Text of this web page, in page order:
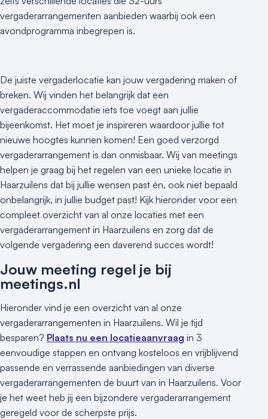
vergaderarrangementen aanbieden waarbij ook een
avondprogramma inbegrepen is.
De juiste vergaderlocatie kan jouw vergadering maken of
breken. Wij vinden het belangrijk dat een
vergaderaccommodatie iets toe voegt aan jullie
bijeenkomst. Het moet je inspireren waardoor jullie tot
nieuwe hoogtes kunnen komen! Een goed verzorgd
vergaderarrangement is dan onmisbaar. Wij van meetings
helpen je graag bij het regelen van een unieke locatie in
Haarzuilens dat bij jullie wensen past én, ook niet bepaald
onbelangrijk, in jullie budget past! Kijk hieronder voor een
compleet overzicht van al onze locaties met een
vergaderarrangement in Haarzuilens en zorg dat de
volgende vergadering een daverend succes wordt!
Jouw meeting regel je bij
meetings.nl
Hieronder vind je een overzicht van al onze
vergaderarrangementen in Haarzuilens. Wil je tijd
besparen? Plaats nu een locatieaanvraag in 3
eenvoudige stappen en ontvang kosteloos en vrijblijvend
passende en verrassende aanbiedingen van diverse
vergaderarrangementen de buurt van in Haarzuilens. Voor
je het weet heb jij een bijzondere vergaderarrangement
geregeld voor de scherpste prijs.